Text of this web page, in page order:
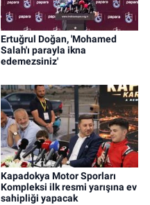
Ertuğrul Doğan, 'Mohamed
Salah'ı parayla ikna
edemezsiniz'
Kapadokya Motor Sporları
Kompleksi ilk resmi yarışına ev
sahipliği yapacak